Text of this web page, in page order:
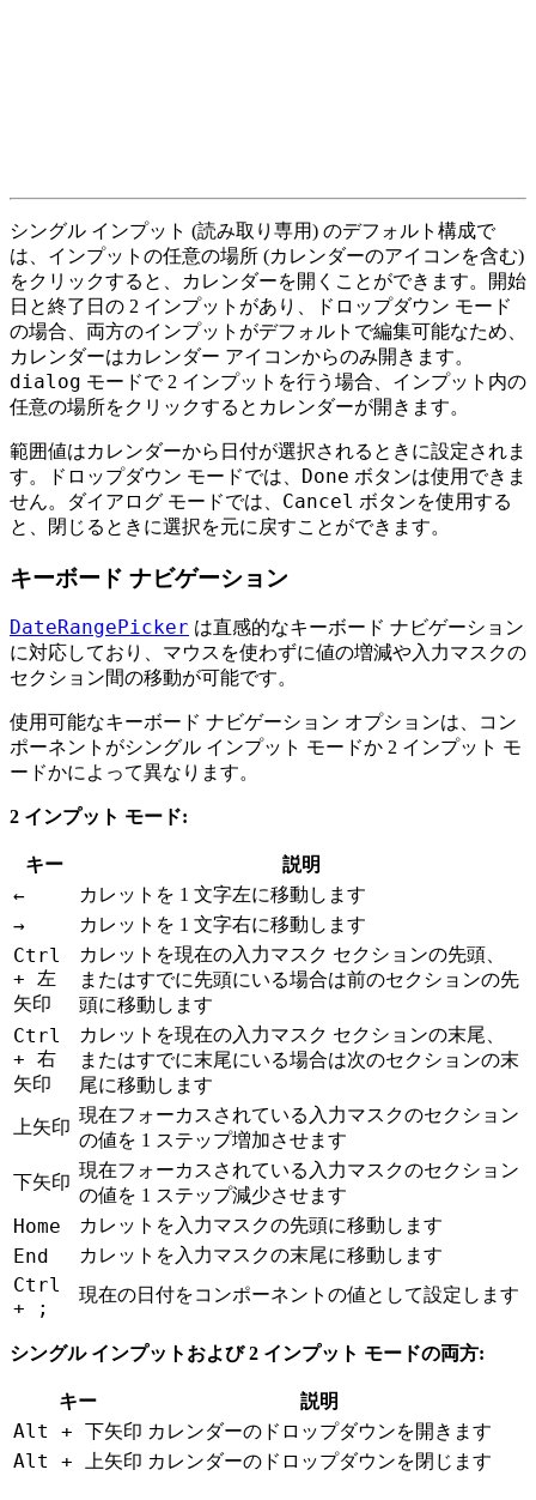
シングル インプット (読み取り専用) のデフォルト構成で
は、インプットの任意の場所 (カレンダーのアイコンを含む)
をクリックすると、カレンダーを開くことができます。開始
日と終了日の 2 インプットがあり、ドロップダウン モード
の場合、両方のインプットがデフォルトで編集可能なため、
カレンダーはカレンダー アイコンからのみ開きます。
dialog モードで 2 インプットを行う場合、インプット内の
任意の場所をクリックするとカレンダーが開きます。
範囲値はカレンダーから日付が選択されるときに設定されま
す。ドロップダウン モードでは、 Done ボタンは使用できま
せん。ダイアログ モードでは、 Cancel ボタンを使用する
と、閉じるときに選択を元に戻すことができます。
キーボード ナビゲーション
DateRangePicker は直感的なキーボード ナビゲーション
に対応しており、マウスを使わずに値の増減や入力マスクの
セクション間の移動が可能です。
使用可能なキーボード ナビゲーション オプションは、コン
ポーネントがシングル インプット モードか 2 インプット モ
ードかによって異なります。
2 インプット モード:
キー 説明
← カレットを 1 文字左に移動します
→ カレットを 1 文字右に移動します
Ctrl
+ 左
矢印
カレットを現在の入力マスク セクションの先頭、
またはすでに先頭にいる場合は前のセクションの先
頭に移動します
Ctrl
+ 右
矢印
カレットを現在の入力マスク セクションの末尾、
またはすでに末尾にいる場合は次のセクションの末
尾に移動します
上矢印
現在フォーカスされている入力マスクのセクション
の値を 1 ステップ増加させます
下矢印
現在フォーカスされている入力マスクのセクション
の値を 1 ステップ減少させます
Home カレットを入力マスクの先頭に移動します
End カレットを入力マスクの末尾に移動します
Ctrl
+ ;
現在の日付をコンポーネントの値として設定します
シングル インプットおよび 2 インプット モードの両方:
キー 説明
Alt + 下矢印 カレンダーのドロップダウンを開きます
Alt + 上矢印 カレンダーのドロップダウンを閉じます